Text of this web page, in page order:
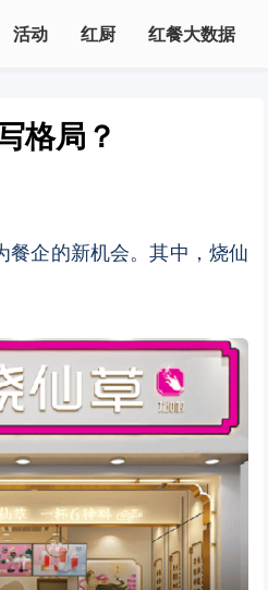
活动 红厨 红餐大数据
格局？
餐企的新机会。其中，烧仙